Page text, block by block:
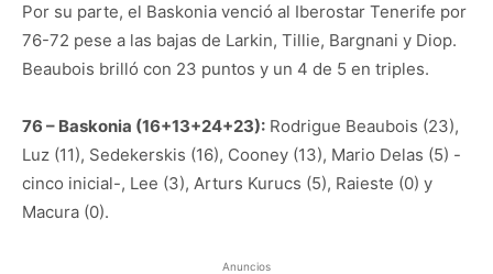
Por su parte, el Baskonia venció al Iberostar Tenerife por
76-72 pese a las bajas de Larkin, Tillie, Bargnani y Diop.
Beaubois brilló con 23 puntos y un 4 de 5 en triples.
76 – Baskonia (16+13+24+23): Rodrigue Beaubois (23),
Luz (11), Sedekerskis (16), Cooney (13), Mario Delas (5) -
cinco inicial-, Lee (3), Arturs Kurucs (5), Raieste (0) y
Macura (0).
Anuncios